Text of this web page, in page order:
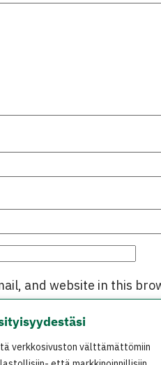
verkkosivuston välttämättömiin
and website in this